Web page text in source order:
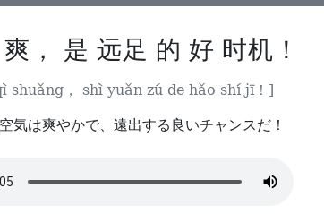
， 是 远足 的 好 时机！
shuǎng， shì yuǎn zú de hǎo shí jī！]
気は爽やかで、遠出する良いチャンスだ！